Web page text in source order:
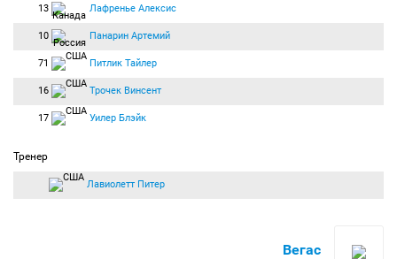
13 Лафренье Алексис
10 Панарин Артемий
71 Питлик Тайлер
16 Трочек Винсент
17 Уилер Блэйк
Тренер
Лавиолетт Питер
Вегас